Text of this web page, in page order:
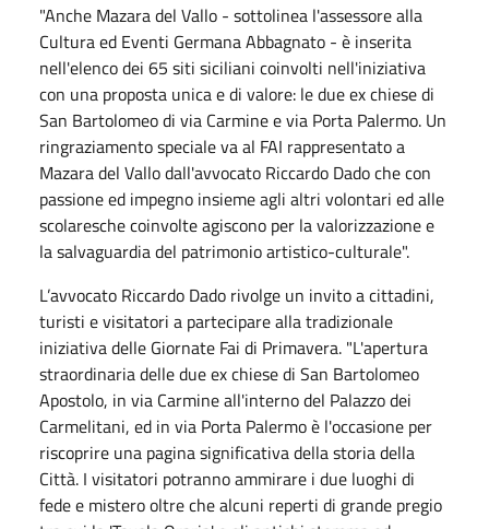
"Anche Mazara del Vallo - sottolinea l'assessore alla
Cultura ed Eventi Germana Abbagnato - è inserita
nell'elenco dei 65 siti siciliani coinvolti nell'iniziativa
con una proposta unica e di valore: le due ex chiese di
San Bartolomeo di via Carmine e via Porta Palermo. Un
ringraziamento speciale va al FAI rappresentato a
Mazara del Vallo dall'avvocato Riccardo Dado che con
passione ed impegno insieme agli altri volontari ed alle
scolaresche coinvolte agiscono per la valorizzazione e
la salvaguardia del patrimonio artistico-culturale".
L’avvocato Riccardo Dado rivolge un invito a cittadini,
turisti e visitatori a partecipare alla tradizionale
iniziativa delle Giornate Fai di Primavera. "L'apertura
straordinaria delle due ex chiese di San Bartolomeo
Apostolo, in via Carmine all'interno del Palazzo dei
Carmelitani, ed in via Porta Palermo è l'occasione per
riscoprire una pagina significativa della storia della
Città. I visitatori potranno ammirare i due luoghi di
fede e mistero oltre che alcuni reperti di grande pregio